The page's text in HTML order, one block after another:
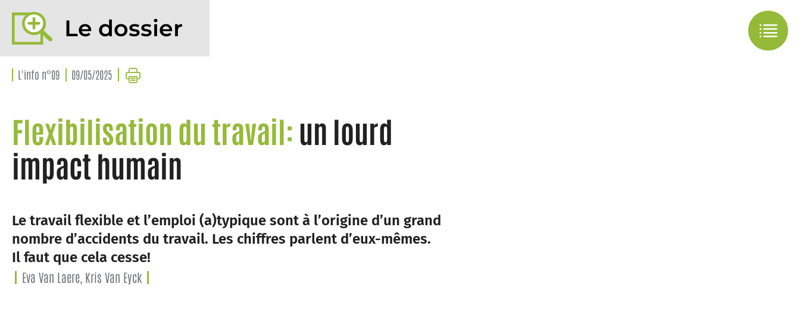
Le dossier
L'info n°09 09/05/2025
Flexibilisation du travail: un lourd
impact humain
Le travail flexible et l’emploi (a)typique sont à l’origine d’un grand
nombre d’accidents du travail. Les chiffres parlent d’eux-mêmes.
Il faut que cela cesse!
Eva Van Laere, Kris Van Eyck